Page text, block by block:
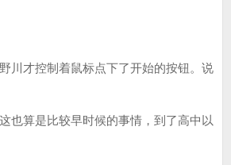
川才控制着鼠标点下了开始的按钮。说
也算是比较早时候的事情，到了高中以